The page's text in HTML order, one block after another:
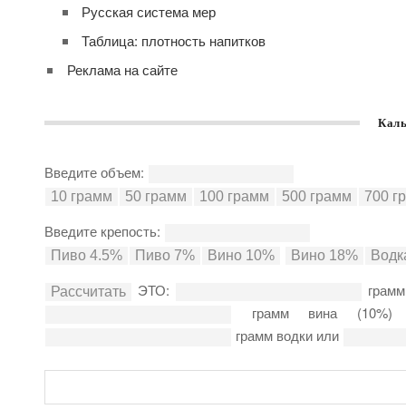
Русская система мер
Таблица: плотность напитков
Реклама на сайте
Введите объем:
Введите крепость:
ЭТО:
грамм вина
грамм водки или